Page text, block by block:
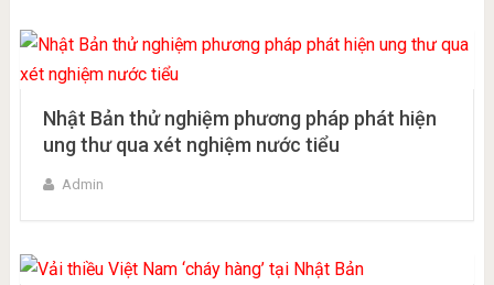
Nhật Bản thử nghiệm phương pháp phát hiện
ung thư qua xét nghiệm nước tiểu
Admin